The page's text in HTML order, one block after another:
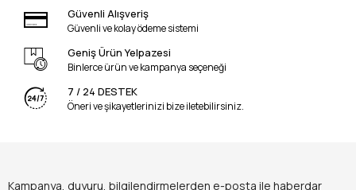
En Çok Sorulan Sorular (SSS)
Sonuç ve Uzman Yorumu
1994 yılından beri Kastamonu’daki merkezimizde,
hırdavatın, marangozluğun ve teknik ekipman
dünyasının tozunu yutmuş; o devasa döküm
Güvenli Alışveriş
Güvenli ve kolay ödeme sistemi
Geniş Ürün Yelpazesi
Binlerce ürün ve kampanya seçeneği
7 / 24 DESTEK
Öneri ve şikayetlerinizi bize iletebilirsiniz.
Kampanya, duyuru, bilgilendirmelerden e-posta ile haberdar